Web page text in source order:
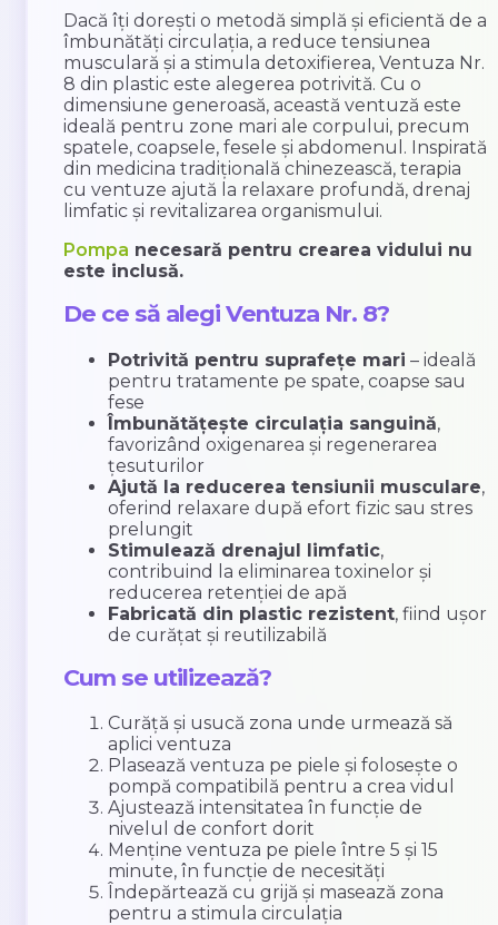
Dacă îți dorești o metodă simplă și eficientă de a
îmbunătăți circulația, a reduce tensiunea
musculară și a stimula detoxifierea, Ventuza Nr.
8 din plastic este alegerea potrivită. Cu o
dimensiune generoasă, această ventuză este
ideală pentru zone mari ale corpului, precum
spatele, coapsele, fesele și abdomenul. Inspirată
din medicina tradițională chinezească, terapia
cu ventuze ajută la relaxare profundă, drenaj
limfatic și revitalizarea organismului.
Pompa necesară pentru crearea vidului nu
este inclusă.
De ce să alegi Ventuza Nr. 8?
Potrivită pentru suprafețe mari – ideală
pentru tratamente pe spate, coapse sau
fese
Îmbunătățește circulația sanguină,
favorizând oxigenarea și regenerarea
țesuturilor
Ajută la reducerea tensiunii musculare,
oferind relaxare după efort fizic sau stres
prelungit
Stimulează drenajul limfatic,
contribuind la eliminarea toxinelor și
reducerea retenției de apă
Fabricată din plastic rezistent, fiind ușor
de curățat și reutilizabilă
Cum se utilizează?
Curăță și usucă zona unde urmează să
aplici ventuza
Plasează ventuza pe piele și folosește o
pompă compatibilă pentru a crea vidul
Ajustează intensitatea în funcție de
nivelul de confort dorit
Menține ventuza pe piele între 5 și 15
minute, în funcție de necesități
Îndepărtează cu grijă și masează zona
pentru a stimula circulația